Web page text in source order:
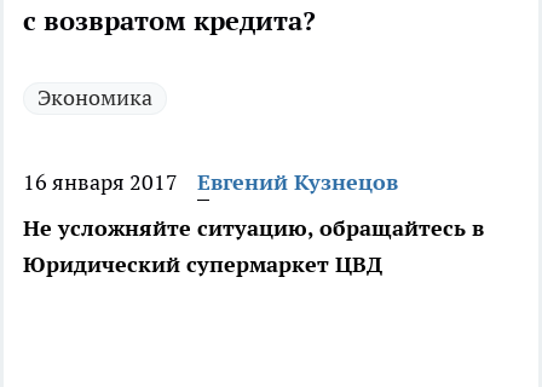
с возвратом кредита?
Экономика
16 января 2017
Евгений Кузнецов
Не усложняйте ситуацию, обращайтесь в
Юридический супермаркет ЦВД